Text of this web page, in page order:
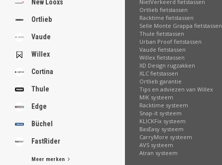
New Looxs
Ortlieb
Vaude
Willex
Cortina
Thule
Edge
Büchel
FastRider
Meer merken
NietVerkeerd fietstassen
Ortlieb fietstassen
Racktime fietstassen
Selle Monte Grappa fietstassen
Thule fietstassen
Urban Proof fietstassen
Vaude fietstassen
Willex fietstassen
XD Design rugzakken
XLC fietstassen
Ortlieb garantie
Tips en adviezen van Willex
MIK systeem
Racktime systeem
Snap-it systeem
KLICKFix systeem
BasEasy systeem
CarryMore systeem
AVS systeem
Atran systeem